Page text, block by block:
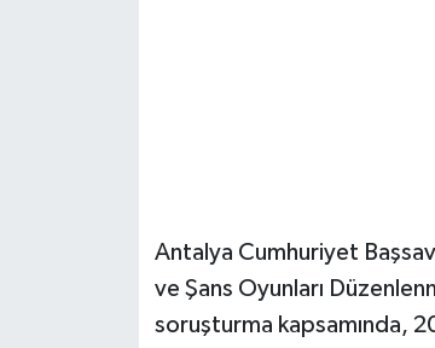
Antalya Cumhuriyet
ve Şans Oyunları
soruşturma kapsamında,